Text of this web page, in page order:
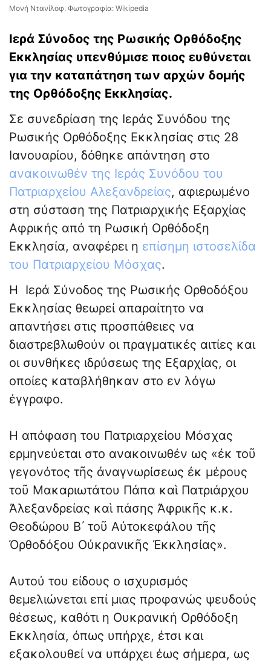
Μονή Ντανίλοφ. Φωτογραφία: Wikipedia
Ιερά Σύνοδος της Ρωσικής Ορθόδοξης
Εκκλησίας υπενθύμισε ποιος ευθύνεται
για την καταπάτηση των αρχών δομής
της Ορθόδοξης Εκκλησίας.
Σε συνεδρίαση της Ιεράς Συνόδου της
Ρωσικής Ορθόδοξης Εκκλησίας στις 28
Ιανουαρίου, δόθηκε απάντηση στο
ανακοινωθέν της Ιεράς Συνόδου του
Πατριαρχείου Αλεξανδρείας, αφιερωμένο
στη σύσταση της Πατριαρχικής Εξαρχίας
Αφρικής από τη Ρωσική Ορθόδοξη
Εκκλησία, αναφέρει η επίσημη ιστοσελίδα
του Πατριαρχείου Μόσχας.
Η Ιερά Σύνοδος της Ρωσικής Ορθοδόξου
Εκκλησίας θεωρεί απαραίτητο να
απαντήσει στις προσπάθειες να
διαστρεβλωθούν οι πραγματικές αιτίες και
οι συνθήκες ιδρύσεως της Εξαρχίας, οι
οποίες καταβλήθηκαν στο εν λόγω
έγγραφο.
Η απόφαση του Πατριαρχείου Μόσχας
ερμηνεύεται στο ανακοινωθέν ως «ἐκ τοῦ
γεγονότος τῆς ἀναγνωρίσεως ἐκ μέρους
τοῦ Μακαριωτάτου Πάπα καὶ Πατριάρχου
Ἀλεξανδρείας καὶ πάσης Ἀφρικῆς κ.κ.
Θεοδώρου Β´ τοῦ Αὐτοκεφάλου τῆς
Ὀρθοδόξου Οὐκρανικῆς Ἐκκλησίας».
Αυτού του είδους ο ισχυρισμός
θεμελιώνεται επί μιας προφανώς ψευδούς
θέσεως, καθότι η Ουκρανική Ορθόδοξη
Εκκλησία, όπως υπήρχε, έτσι και
εξακολουθεί να υπάρχει έως σήμερα, ως